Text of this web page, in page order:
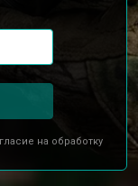
на обработку